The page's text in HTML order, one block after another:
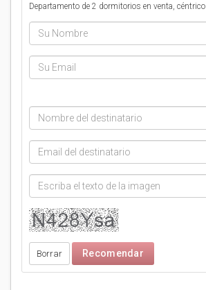
Departamento de 2 dormitorios en venta, céntrico